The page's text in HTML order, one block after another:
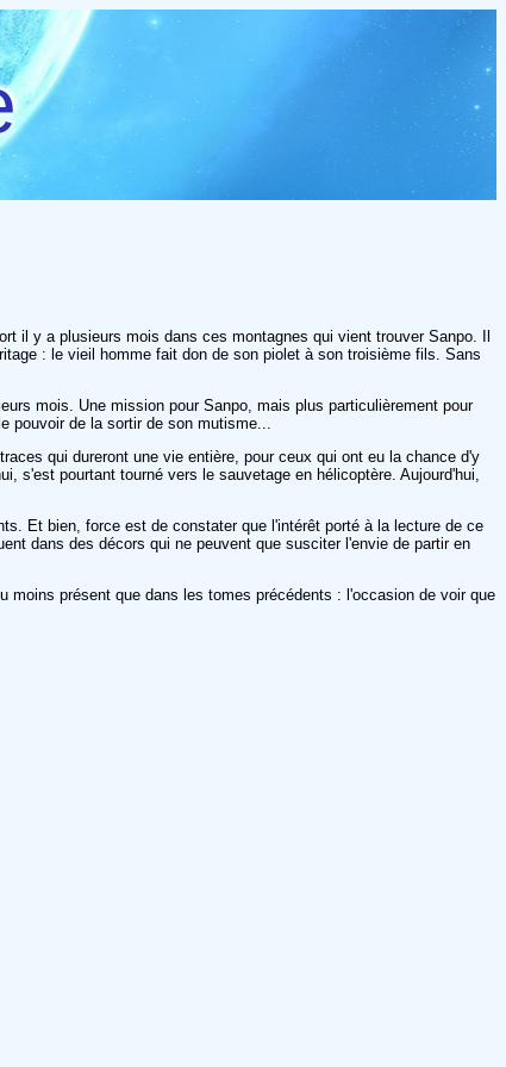
il y a plusieurs mois dans ces montagnes qui vient trouver Sanpo. Il
: le vieil homme fait don de son piolet à son troisième fils. Sans
mois. Une mission pour Sanpo, mais plus particulièrement pour
pouvoir de la sortir de son mutisme...
qui dureront une vie entière, pour ceux qui ont eu la chance d'y
s'est pourtant tourné vers le sauvetage en hélicoptère. Aujourd'hui,
Et bien, force est de constater que l'intérêt porté à la lecture de ce
dans des décors qui ne peuvent que susciter l'envie de partir en
présent que dans les tomes précédents : l'occasion de voir que